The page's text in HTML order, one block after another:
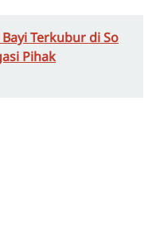
Terkubur di So
Pihak